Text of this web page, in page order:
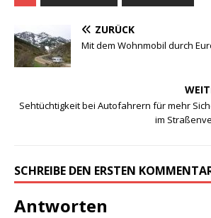
ZURÜCK
Mit dem Wohnmobil durch
Sehtüchtigkeit bei Autofahrern für mehr
im
SCHREIBE DEN ERSTEN
Antworten